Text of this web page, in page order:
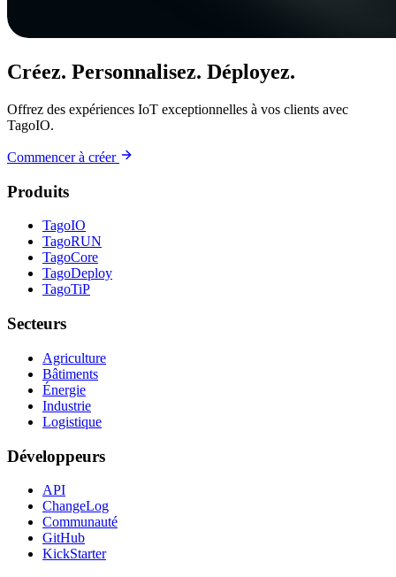
Créez. Personnalisez. Déployez.
Offrez des expériences IoT exceptionnelles à vos clients avec
TagoIO.
Commencer à créer
Produits
TagoIO
TagoRUN
TagoCore
TagoDeploy
TagoTiP
Secteurs
Agriculture
Bâtiments
Énergie
Industrie
Logistique
Développeurs
API
ChangeLog
Communauté
GitHub
KickStarter